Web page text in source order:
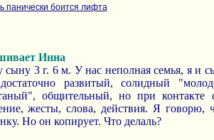
панически боится лифта
Инна
3 г. 6 м. У нас неполная семья, я и
развитый, солидный
общительный, но при
жесты, слова, действия. Я говорю,
Но он копирует. Что делаль?